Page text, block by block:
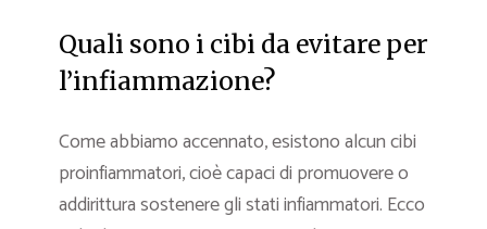
Quali sono i cibi da evitare per
l’infiammazione?
Come abbiamo accennato, esistono alcun cibi
proinfiammatori, cioè capaci di promuovere o
addirittura sostenere gli stati infiammatori. Ecco